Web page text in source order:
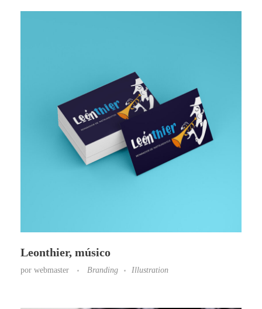
Leonthier, músico
por webmaster Branding Illustration